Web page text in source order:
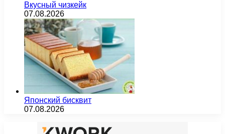
Вкусный чизкейк
07.08.2026
Японский бисквит
07.08.2026